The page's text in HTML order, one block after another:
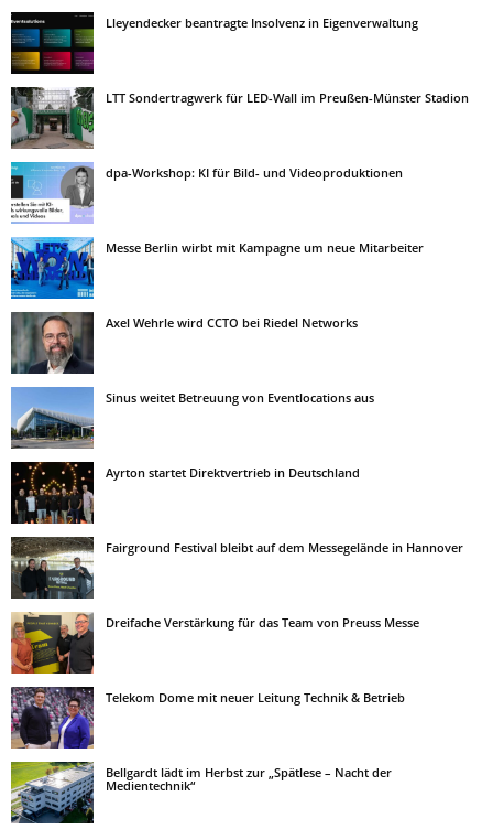
Lleyendecker beantragte Insolvenz in Eigenverwaltung
LTT Sondertragwerk für LED-Wall im Preußen-Münster Stadion
dpa-Workshop: KI für Bild- und Videoproduktionen
Messe Berlin wirbt mit Kampagne um neue Mitarbeiter
Axel Wehrle wird CCTO bei Riedel Networks
Sinus weitet Betreuung von Eventlocations aus
Ayrton startet Direktvertrieb in Deutschland
Fairground Festival bleibt auf dem Messegelände in Hannover
Dreifache Verstärkung für das Team von Preuss Messe
Telekom Dome mit neuer Leitung Technik & Betrieb
Bellgardt lädt im Herbst zur „Spätlese – Nacht der
Medientechnik“